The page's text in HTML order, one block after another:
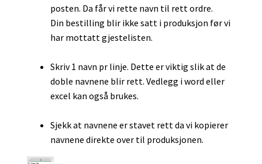
posten. Da får vi rette navn til rett ordre.
Din bestilling blir ikke satt i produksjon før vi
har mottatt gjestelisten.
Skriv 1 navn pr linje. Dette er viktig slik at de
doble navnene blir rett. Vedlegg i word eller
excel kan også brukes.
Sjekk at navnene er stavet rett da vi kopierer
navnene direkte over til produksjonen.